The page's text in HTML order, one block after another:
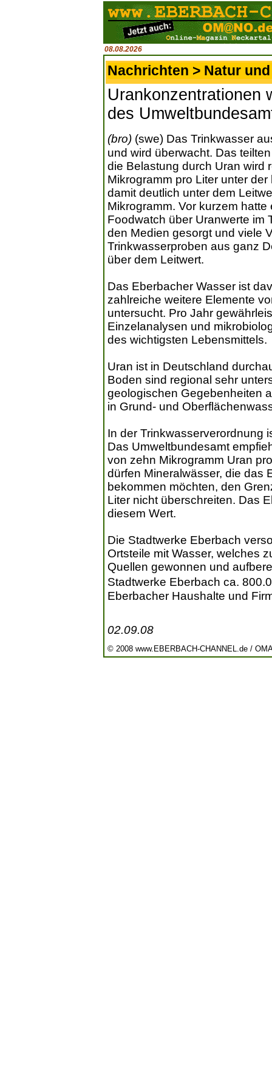
08.08.2026
Nachrichten > Natur
Urankonzentrationen
des
(bro) (swe) Das Trinkwasser
und wird überwacht. Das
die Belastung durch Uran wird
Mikrogramm pro Liter unter
damit deutlich unter dem
Mikrogramm. Vor kurzem
Foodwatch über Uranwerte im
den Medien gesorgt und viele
Trinkwasserproben aus ganz
über dem Leitwert.
Das Eberbacher Wasser ist
zahlreiche weitere Elemente
untersucht. Pro Jahr
Einzelanalysen und
des wichtigsten Lebensmittels.
Uran ist in Deutschland
Boden sind regional sehr
geologischen Gegebenheiten
in Grund- und
In der Trinkwasserverordnung
Das Umweltbundesamt
von zehn Mikrogramm Uran
dürfen Mineralwässer, die das
bekommen möchten, den
Liter nicht überschreiten. Das
diesem Wert.
Die Stadtwerke Eberbach
Ortsteile mit Wasser, welches
Quellen gewonnen und
Stadtwerke Eberbach ca.
Eberbacher Haushalte und
02.09.08
© 2008 www.EBERBACH-CHANNEL.de /